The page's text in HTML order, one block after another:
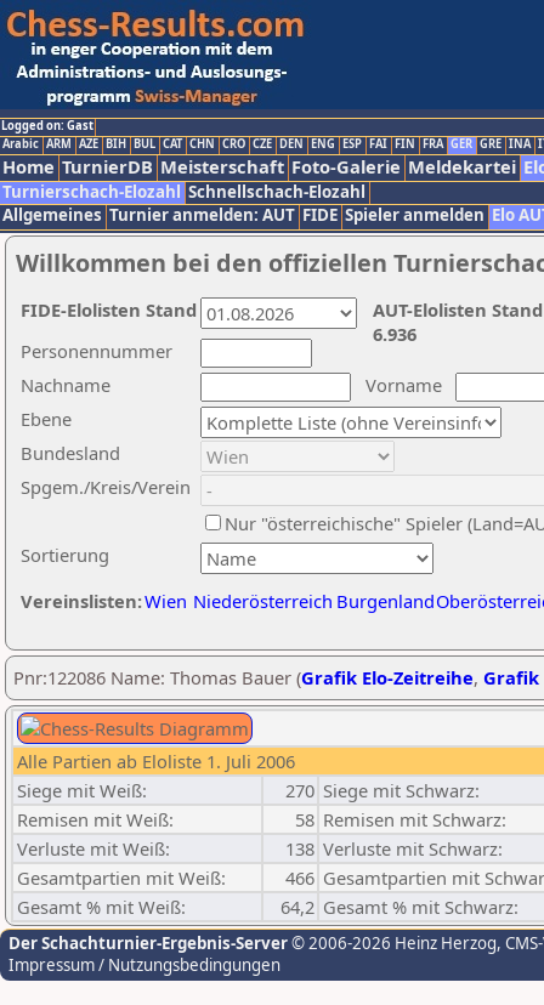
Logged on: Gast
Arabic ARM AZE BIH BUL CAT CHN CRO CZE DEN ENG ESP FAI FIN FRA GER GRE INA
Home TurnierDB Meisterschaft Foto-Galerie Meldekartei
Turnierschach-Elozahl Schnellschach-Elozahl
Allgemeines Turnier anmelden: AUT FIDE Spieler anmelden Elo
Willkommen bei den offiziellen
Nachname
Vorname
Ebene
Sortierung
Personennummer
Bundesland
Spgem./Kreis/Verein
Nur "österreichische" Spieler
Vereinslisten:Wien Niederösterreich Burgenland
AUT-Elolisten
6.936
FIDE-Elolisten Stand
Pnr:122086 Name: Thomas Bauer (Grafik Elo-Zeitreihe, Grafik
Alle Partien ab Eloliste 1. Juli 2006
Siege mit Weiß:
270 Siege mit Schwarz:
Remisen mit Weiß:
58 Remisen mit Schwarz:
Verluste mit Weiß:
138 Verluste mit Schwarz:
Gesamtpartien mit Weiß:
466 Gesamtpartien mit
Gesamt % mit Weiß:
64,2 Gesamt % mit Schwarz:
Der Schachturnier-Ergebnis-Server© 2006-2026 Heinz Herzog,
Impressum / Nutzungsbedingungen